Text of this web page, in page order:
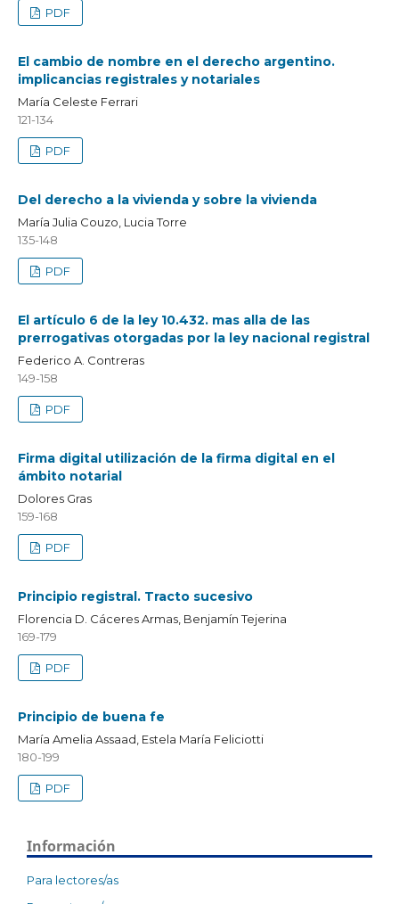
PDF
El cambio de nombre en el derecho argentino.
implicancias registrales y notariales
María Celeste Ferrari
121-134
PDF
Del derecho a la vivienda y sobre la vivienda
María Julia Couzo, Lucia Torre
135-148
PDF
El artículo 6 de la ley 10.432. mas alla de las
prerrogativas otorgadas por la ley nacional registral
Federico A. Contreras
149-158
PDF
Firma digital utilización de la firma digital en el
ámbito notarial
Dolores Gras
159-168
PDF
Principio registral. Tracto sucesivo
Florencia D. Cáceres Armas, Benjamín Tejerina
169-179
PDF
Principio de buena fe
María Amelia Assaad, Estela María Feliciotti
180-199
PDF
Información
Para lectores/as